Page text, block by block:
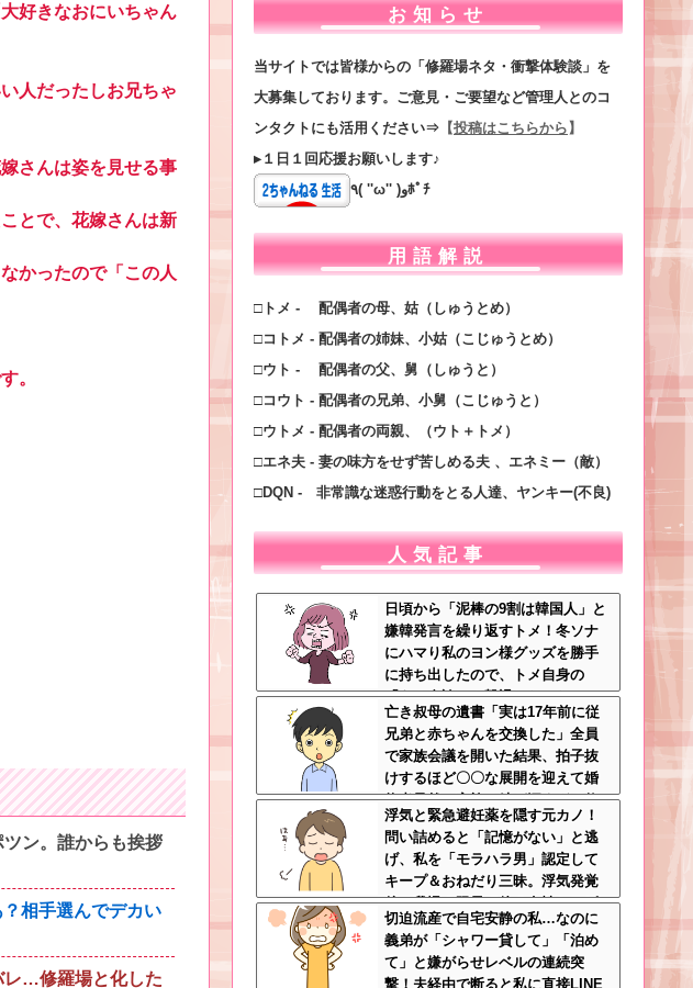
好きなおにいちゃん
人だったしお兄ちゃ
さんは姿を見せる事
とで、花嫁さんは新
かったので「この人
。
ン。誰からも挨拶
相手選んでデカい
レ…修羅場と化した
お知らせ
当サイトでは皆様からの「修羅場ネタ・衝撃体験談」を
大募集しております。ご意見・ご要望など管理人とのコ
ンタクトにも活用ください⇒ 【投稿はこちらから 】
▸１日１回応援お願いします♪
٩( ''ω'' )وﾎﾟﾁ
用語解説
□トメ - 配偶者の母、姑（しゅうとめ）
□コトメ - 配偶者の姉妹、小姑（こじゅうとめ）
□ウト - 配偶者の父、舅（しゅうと）
□コウト - 配偶者の兄弟、小舅（こじゅうと）
□ウトメ - 配偶者の両親、（ウト＋トメ）
□エネ夫 - 妻の味方をせず苦しめる夫 、エネミー（敵）
□DQN - 非常識な迷惑行動をとる人達、ヤンキー(不良)
人気記事
日頃から「泥棒の9割は韓国人」と
嫌韓発言を繰り返すトメ！冬ソナ
にハマり私のヨン様グッズを勝手
に持ち出したので、トメ自身の
「あの自論」で撃退したったｗｗ
←矛盾だらけのトメにブーメラン
刺さりまくり
亡き叔母の遺書「実は17年前に従
兄弟と赤ちゃんを交換した」全員
で家族会議を開いた結果、拍子抜
けするほど〇〇な展開を迎えて婚
約者呆然←家族の絆が深すぎて修
羅場にならんかった
浮気と緊急避妊薬を隠す元カノ！
問い詰めると「記憶がない」と逃
げ、私を「モラハラ男」認定して
キープ＆おねだり三昧。浮気発覚
後、我慢の限界で他の女性とスピ
ード婚した結果ｗｗｗｗｗ
切迫流産で自宅安静の私…なのに
義弟が「シャワー貸して」「泊め
て」と嫌がらせレベルの連続突
撃！夫経由で断ると私に直接LINE